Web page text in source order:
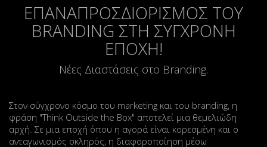
ΕΠΑΝΑΠΡΟΣΔΙΟΡΙΣΜΟΣ ΤΟΥ
BRANDING ΣΤΗ ΣΥΓΧΡΟΝΗ
ΕΠΟΧΗ!
Νέες Διαστάσεις στο Branding.
Στον σύγχρονο κόσμο του marketing και του branding, η
φράση "Think Outside the Box" αποτελεί μια θεμελιώδη
αρχή. Σε μια εποχή όπου η αγορά είναι κορεσμένη και ο
ανταγωνισμός σκληρός, η διαφοροποίηση μέσω